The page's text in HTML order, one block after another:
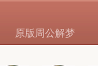
原版周公解梦